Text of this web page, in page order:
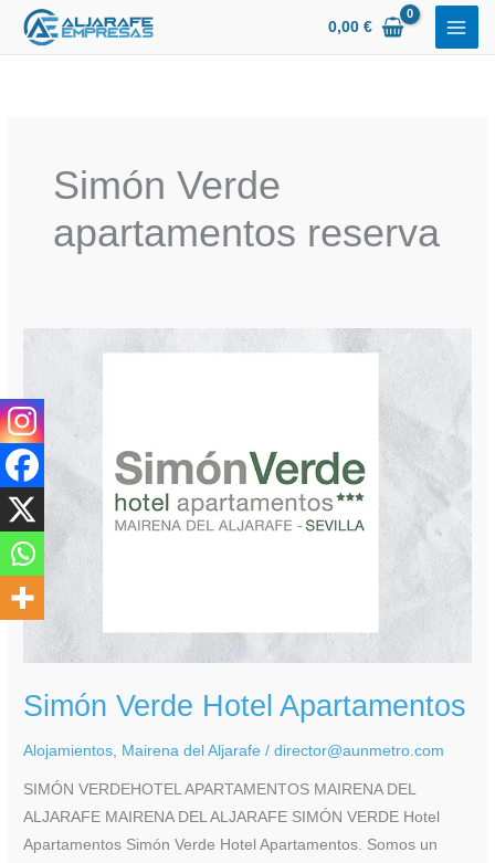
0,00€
Simón Verde
apartamentos reserva
Simón Verde Hotel Apartamentos
Alojamientos Mairena del Aljarafe /director@aunmetro.com
SIMÓN VERDEHOTEL APARTAMENTOS MAIRENA DEL
ALJARAFE MAIRENA DEL ALJARAFE SIMÓN VERDE Hotel
Apartamentos Simón Verde Hotel Apartamentos. Somos un
Simón
Hotel
Apartamentos